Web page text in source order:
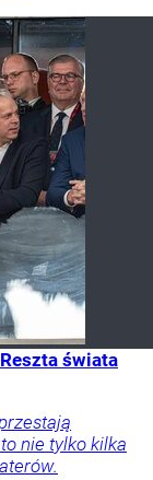
świata
nie tylko kilka